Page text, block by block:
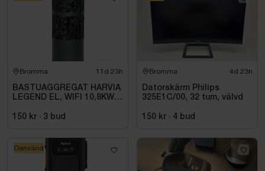
Bromma 11d 23h
BASTUAGGREGAT HARVIA
LEGEND EL, WIFI 10,8KW
150 kr · 3 bud
Bromma 4d 23h
Datorskärm Philips
325E1C/00, 32 tum, välvd
150 kr · 4 bud
Oanvänd